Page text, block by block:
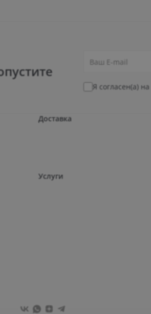
Я согласен(а) на
Доставка
Услуги